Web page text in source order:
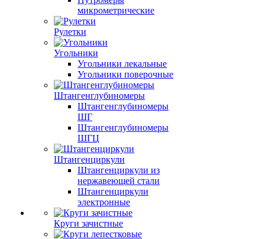
микрометрические
Рулетки
Угольники
Угольники лекальные
Угольники поверочные
Штангенглубиномеры
Штангенглубиномеры
ШГ
Штангенглубиномеры
ШГЦ
Штангенциркули
Штангенциркули из
нержавеющей стали
Штангенциркули
электронные
Круги зачистные